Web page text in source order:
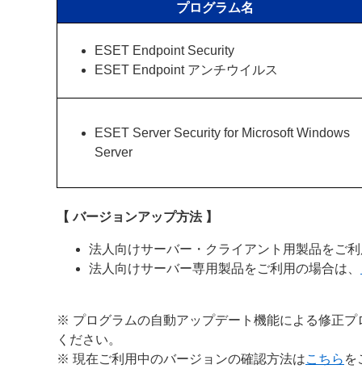
プログラム名
ESET Endpoint Security
ESET Endpoint アンチウイルス
ESET Server Security for Microsoft Windows
Server
【 バージョンアップ方法 】
法人向けサーバー・クライアント用製品をご
法人向けサーバー専用製品をご利用の場合は、
※ プログラムの自動アップデート機能による修正
ください。
※ 現在ご利用中のバージョンの確認方法はこちら を